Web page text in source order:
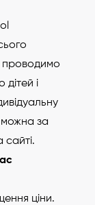
проводимо
дітей і
можна за
ціни.